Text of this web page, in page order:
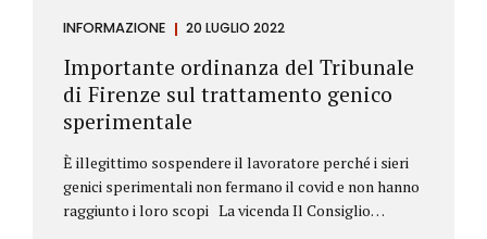
INFORMAZIONE 20 LUGLIO 2022
Importante ordinanza del Tribunale
di Firenze sul trattamento genico
sperimentale
È illegittimo sospendere il lavoratore perché i sieri
genici sperimentali non fermano il covid e non hanno
raggiunto i loro scopi La vicenda Il Consiglio